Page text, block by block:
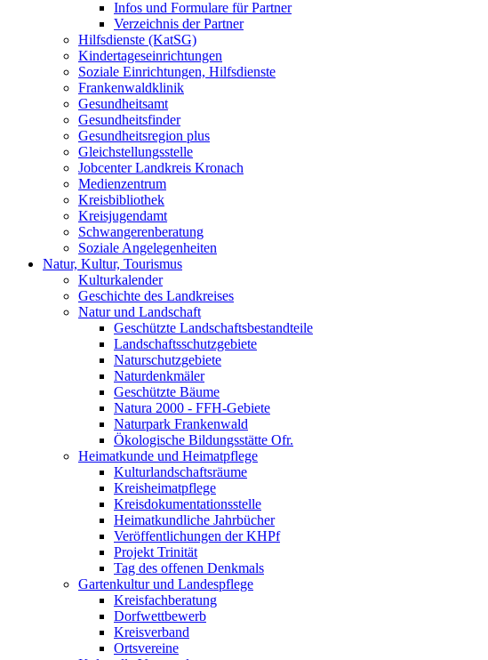
Infos und Formulare für Partner
Verzeichnis der Partner
Hilfsdienste (KatSG)
Kindertageseinrichtungen
Soziale Einrichtungen, Hilfsdienste
Frankenwaldklinik
Gesundheitsamt
Gesundheitsfinder
Gesundheitsregion plus
Gleichstellungsstelle
Jobcenter Landkreis Kronach
Medienzentrum
Kreisbibliothek
Kreisjugendamt
Schwangerenberatung
Soziale Angelegenheiten
Natur, Kultur, Tourismus
Kulturkalender
Geschichte des Landkreises
Natur und Landschaft
Geschützte Landschaftsbestandteile
Landschaftsschutzgebiete
Naturschutzgebiete
Naturdenkmäler
Geschützte Bäume
Natura 2000 - FFH-Gebiete
Naturpark Frankenwald
Ökologische Bildungsstätte Ofr.
Heimatkunde und Heimatpflege
Kulturlandschaftsräume
Kreisheimatpflege
Kreisdokumentationsstelle
Heimatkundliche Jahrbücher
Veröffentlichungen der KHPf
Projekt Trinität
Tag des offenen Denkmals
Gartenkultur und Landespflege
Kreisfachberatung
Dorfwettbewerb
Kreisverband
Ortsvereine